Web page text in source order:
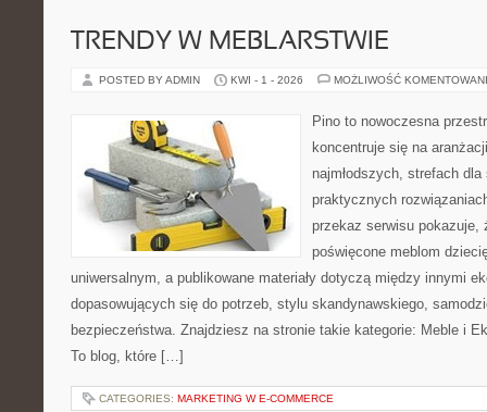
TRENDY W MEBLARSTWIE
POSTED BY ADMIN KWI - 1 - 2026 MOŻLIWOŚĆ
Pino to nowoczesna
koncentruje się na
najmłodszych, strefach
praktycznych
przekaz serwisu pokazuje,
poświęcone meblom
uniwersalnym, a publikowane materiały dotyczą między innymi
dopasowujących się do potrzeb, stylu skandynawskiego,
bezpieczeństwa. Znajdziesz na stronie takie kategorie: Meble i
To blog, które […]
CATEGORIES: MARKETING W E-COMMERCE